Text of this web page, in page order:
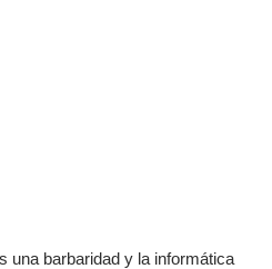
una barbaridad y la informática